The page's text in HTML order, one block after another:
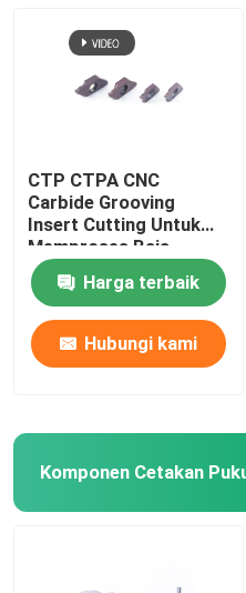
Sisipan Threading Karbida
Sisipan Pembalik PCD
Alat Pengeboran Karbida
Pemotong
CTP CTPA CNC
Carbide Grooving
Insert Cutting Untuk
Memproses Baja
Bagian Kecil
Harga terbaik
Hubungi kami
Komponen Cetakan